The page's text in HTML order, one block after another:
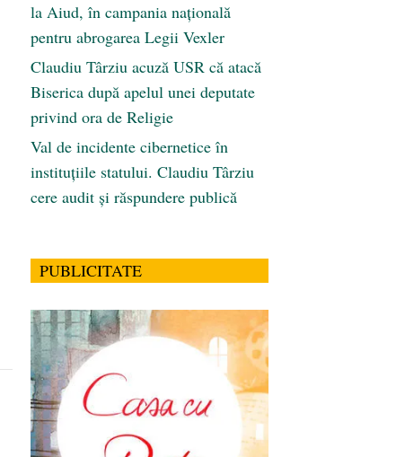
la Aiud, în campania națională
pentru abrogarea Legii Vexler
Claudiu Târziu acuză USR că atacă
Biserica după apelul unei deputate
privind ora de Religie
Val de incidente cibernetice în
instituțiile statului. Claudiu Târziu
cere audit și răspundere publică
PUBLICITATE